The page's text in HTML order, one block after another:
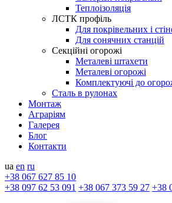
Теплоізоляція
ЛСТК профіль
Для покрівельних і
Для сонячних станцій
Секційні огорожі
Металеві штахети
Металеві огорожі
Комплектуючі до
Сталь в рулонах
Монтаж
Аграріям
Галерея
Блог
Контакти
ua en ru
+38 067 627 85 10
+38 097 62 53 091 +38 067 373 59 27 +38